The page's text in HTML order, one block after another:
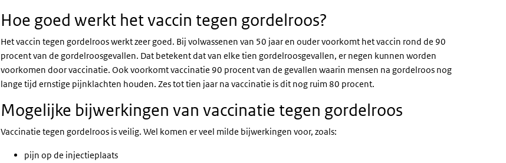
Hoe goed werkt het vaccin tegen gordelroos?
Het vaccin tegen gordelroos werkt zeer goed. Bij volwassenen van 50 jaar en ouder voorkomt het vaccin rond de 90
procent van de gordelroosgevallen. Dat betekent dat van elke tien gordelroosgevallen, er negen kunnen worden
voorkomen door vaccinatie. Ook voorkomt vaccinatie 90 procent van de gevallen waarin mensen na gordelroos nog
lange tijd ernstige pijnklachten houden. Zes tot tien jaar na vaccinatie is dit nog ruim 80 procent.
Mogelijke bijwerkingen van vaccinatie tegen gordelroos
Vaccinatie tegen gordelroos is veilig. Wel komen er veel milde bijwerkingen voor, zoals:
pijn op de injectieplaats